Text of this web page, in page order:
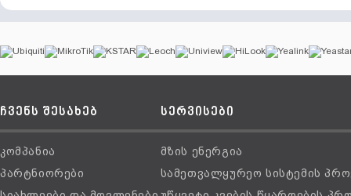
ჩვენს შესახებ
კომპანია
პარტნიორები
სერვისები
მზის ენერგია
სამეთვალყურეო სისტემის